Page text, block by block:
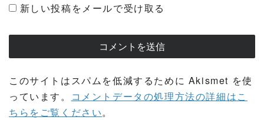
新しい投稿をメールで受け取る
このサイトはスパムを低減するために Akismet を使
っています。
コメントデータの処理方法の詳細はこ
ちらをご覧ください。